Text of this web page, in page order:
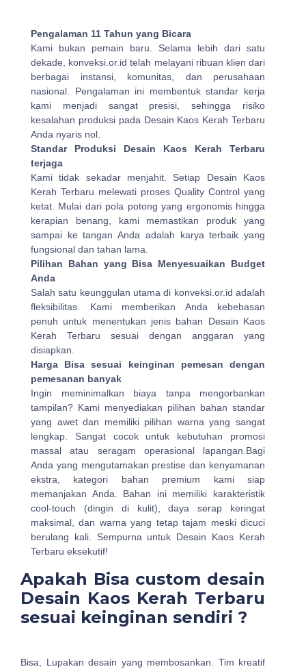
Pengalaman 11 Tahun yang Bicara
Kami bukan pemain baru. Selama lebih dari satu
dekade, konveksi.or.id telah melayani ribuan klien dari
berbagai instansi, komunitas, dan perusahaan
nasional. Pengalaman ini membentuk standar kerja
kami menjadi sangat presisi, sehingga risiko
kesalahan produksi pada Desain Kaos Kerah Terbaru
Anda nyaris nol.
Standar Produksi Desain Kaos Kerah Terbaru
terjaga
Kami tidak sekadar menjahit. Setiap Desain Kaos
Kerah Terbaru melewati proses Quality Control yang
ketat. Mulai dari pola potong yang ergonomis hingga
kerapian benang, kami memastikan produk yang
sampai ke tangan Anda adalah karya terbaik yang
fungsional dan tahan lama.
Pilihan Bahan yang Bisa Menyesuaikan Budget
Anda
Salah satu keunggulan utama di konveksi.or.id adalah
fleksibilitas. Kami memberikan Anda kebebasan
penuh untuk menentukan jenis bahan Desain Kaos
Kerah Terbaru sesuai dengan anggaran yang
disiapkan.
Harga Bisa sesuai keinginan pemesan dengan
pemesanan banyak
Ingin meminimalkan biaya tanpa mengorbankan
tampilan? Kami menyediakan pilihan bahan standar
yang awet dan memiliki pilihan warna yang sangat
lengkap. Sangat cocok untuk kebutuhan promosi
massal atau seragam operasional lapangan.Bagi
Anda yang mengutamakan prestise dan kenyamanan
ekstra, kategori bahan premium kami siap
memanjakan Anda. Bahan ini memiliki karakteristik
cool-touch (dingin di kulit), daya serap keringat
maksimal, dan warna yang tetap tajam meski dicuci
berulang kali. Sempurna untuk Desain Kaos Kerah
Terbaru eksekutif!
Apakah Bisa custom desain
Desain Kaos Kerah Terbaru
sesuai keinginan sendiri ?
Bisa, Lupakan desain yang membosankan. Tim kreatif